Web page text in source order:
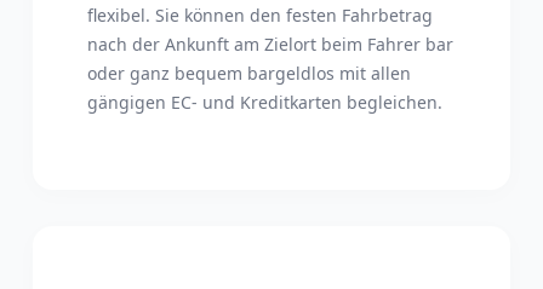
flexibel. Sie können den festen Fahrbetrag
nach der Ankunft am Zielort beim Fahrer bar
oder ganz bequem bargeldlos mit allen
gängigen EC- und Kreditkarten begleichen.